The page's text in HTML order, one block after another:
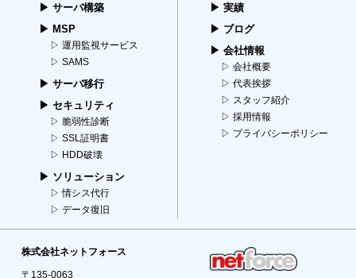
▶︎ サーバ構築
▶︎ MSP
▷ 運用監視サービス
▷ SAMS
▶︎ サーバ移行
▶︎ セキュリティ
▷ 脆弱性診断
▷ SSL証明書
▷ HDD破壊
▶︎ ソリューション
▷ 情シス代行
▷ データ復旧
▶︎ 実績
▶︎ ブログ
▶︎ 会社情報
▷ 会社概要
▷ 代表挨拶
▷ スタッフ紹介
▷ 採用情報
▷ プライバシーポリシー
株式会社ネットフォース
〒135-0063